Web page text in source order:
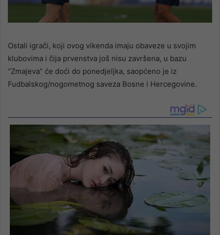
Ostali igrači, koji ovog vikenda imaju obaveze u svojim
klubovima i čija prvenstva još nisu završena, u bazu
“Zmajeva” će doći do ponedjeljka, saopćeno je iz
Fudbalskog/nogometnog saveza Bosne i Hercegovine.